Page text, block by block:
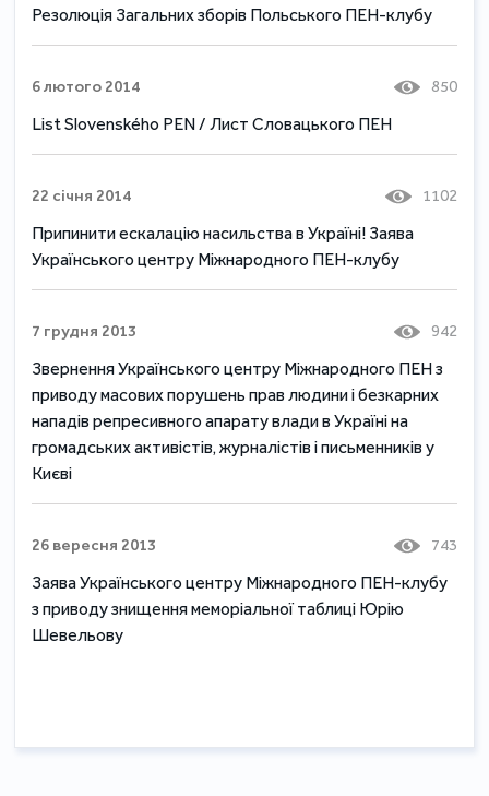
Резолюція Загальних зборів Польського ПЕН-клубу
6 лютого 2014 850
List Slovenského PEN / Лист Словацького ПЕН
22 січня 2014 1102
Припинити ескалацію насильства в Україні! Заява
Українського центру Міжнародного ПЕН-клубу
7 грудня 2013 942
Звернення Українського центру Міжнародного ПЕН з
приводу масових порушень прав людини і безкарних
нападів репресивного апарату влади в Україні на
громадських активістів, журналістів і письменників у
Києві
26 вересня 2013 743
Заява Українського центру Міжнародного ПЕН-клубу
з приводу знищення меморіальної таблиці Юрію
Шевельову